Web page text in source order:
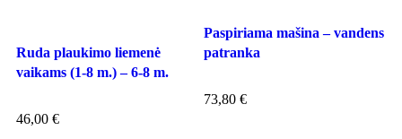
Ruda plaukimo liemenė
vaikams (1-8 m.) – 6-8 m.
46,00 €
Paspiriama mašina – vandens
patranka
73,80 €